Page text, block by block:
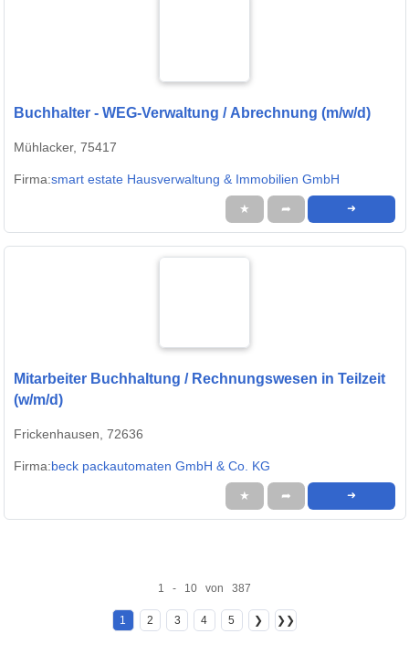
Buchhalter - WEG-Verwaltung / Abrechnung (m/w/d)
Mühlacker, 75417
Firma:smart estate Hausverwaltung & Immobilien GmbH
★ ➦ ➜
Mitarbeiter Buchhaltung / Rechnungswesen in Teilzeit
(w/m/d)
Frickenhausen, 72636
Firma:beck packautomaten GmbH & Co. KG
★ ➦ ➜
1 - 10 von 387
1 2 3 4 5 ❯ ❯❯